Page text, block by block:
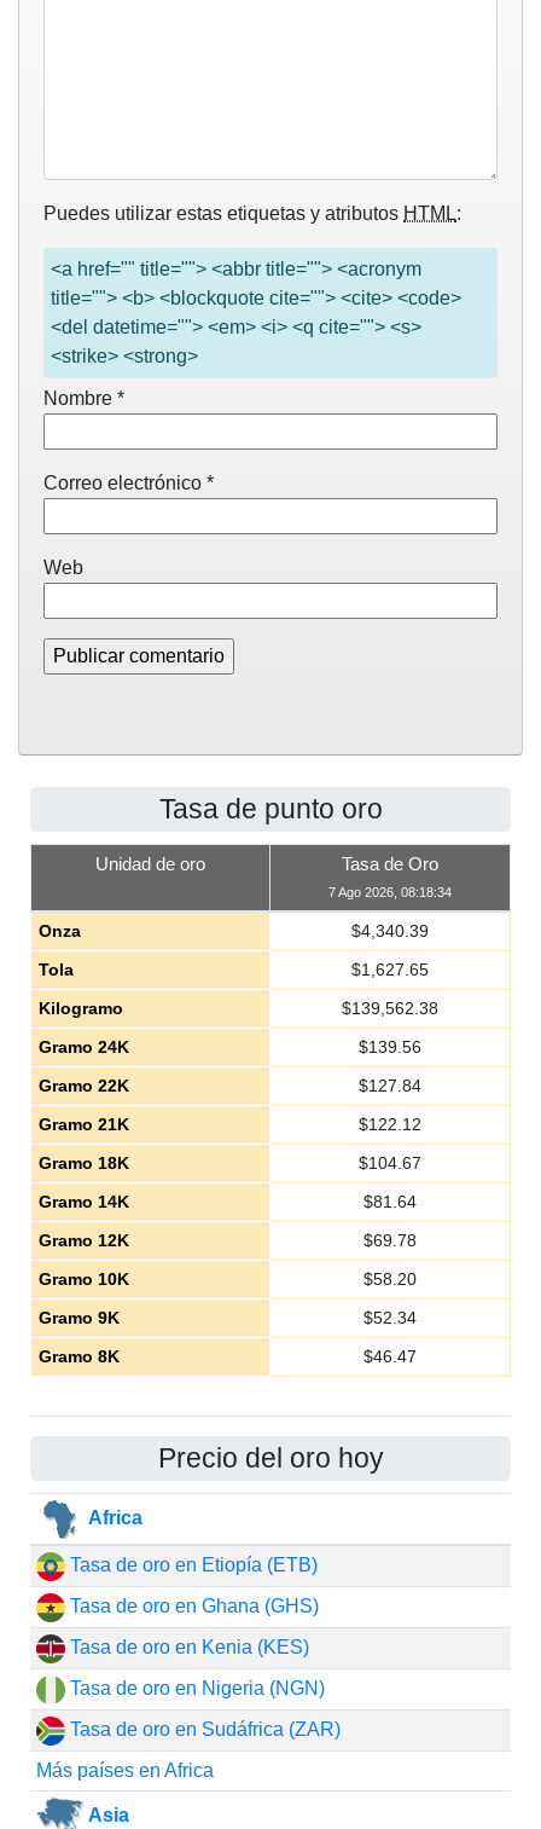
Puedes utilizar estas etiquetas y atributos HTML:
<a href="" title=""> <abbr title=""> <acronym
title=""> <b> <blockquote cite=""> <cite> <code>
<del datetime=""> <em> <i> <q cite=""> <s>
<strike> <strong>
Nombre *
Correo electrónico *
Web
Tasa de punto oro
Unidad de oro Tasa de Oro
7 Ago 2026, 08:18:34
Onza $4,340.39
Tola
$1,627.65
Kilogramo
$139,562.38
Gramo 24K
$139.56
Gramo 22K
$127.84
Gramo 21K
$122.12
Gramo 18K
$104.67
Gramo 14K
$81.64
Gramo 12K
$69.78
Gramo 10K
$58.20
Gramo 9K
$52.34
Gramo 8K
$46.47
Precio del oro hoy
Africa
Tasa de oro en Etiopía (ETB)
Tasa de oro en Ghana (GHS)
Tasa de oro en Kenia (KES)
Tasa de oro en Nigeria (NGN)
Tasa de oro en Sudáfrica (ZAR)
Más países en Africa
Asia